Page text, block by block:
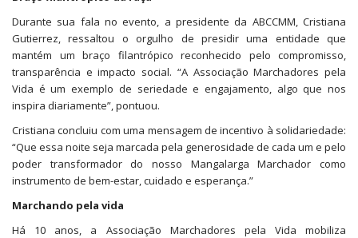
Durante sua fala no evento, a presidente da ABCCMM, Cristiana
Gutierrez, ressaltou o orgulho de presidir uma entidade que
mantém um braço filantrópico reconhecido pelo compromisso,
transparência e impacto social. “A Associação Marchadores pela
Vida é um exemplo de seriedade e engajamento, algo que nos
inspira diariamente”, pontuou.
Cristiana concluiu com uma mensagem de incentivo à solidariedade:
“Que essa noite seja marcada pela generosidade de cada um e pelo
poder transformador do nosso Mangalarga Marchador como
instrumento de bem-estar, cuidado e esperança.”
Marchando pela vida
Há 10 anos, a Associação Marchadores pela Vida mobiliza